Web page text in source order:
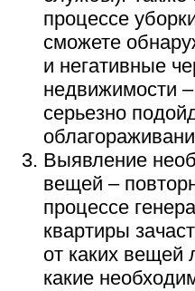
процессе
сможете
и негативные
недвижимости
серьезно
Выявление
вещей –
процессе
квартиры
от каких вещей
какие